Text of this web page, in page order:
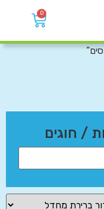
0
/ חוגים